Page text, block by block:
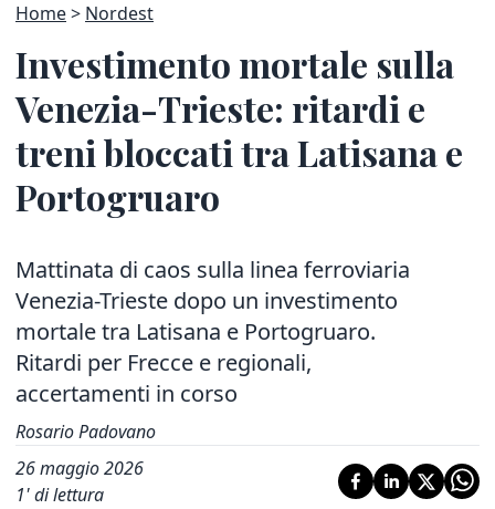
Home Nordest
Investimento mortale sulla
Venezia-Trieste: ritardi e
treni bloccati tra Latisana e
Portogruaro
Mattinata di caos sulla linea ferroviaria
Venezia-Trieste dopo un investimento
mortale tra Latisana e Portogruaro.
Ritardi per Frecce e regionali,
accertamenti in corso
Rosario Padovano
26 maggio 2026
1' di lettura